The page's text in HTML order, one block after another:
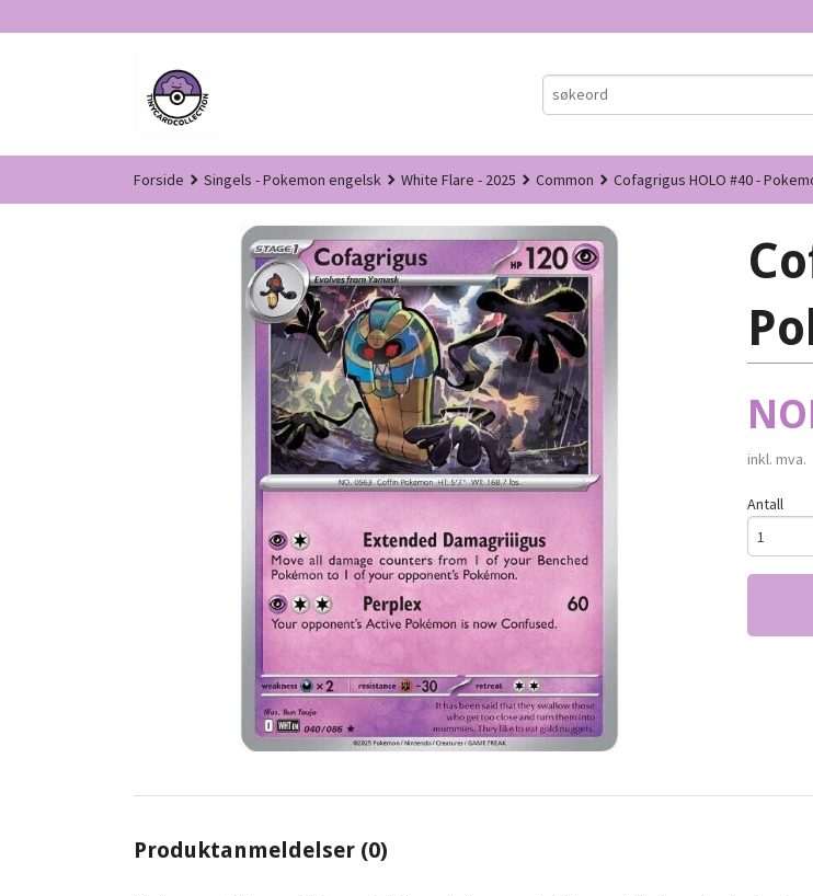
til
Forside Singels - Pokemon engelsk White Flare - 2025 Common Cofagrigus HOLO #40 -
inkl. mva.
Antall
Produktanmeldelser (0)